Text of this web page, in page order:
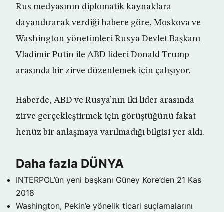
Rus medyasının diplomatik kaynaklara
dayandırarak verdiği habere göre, Moskova ve
Washington yönetimleri Rusya Devlet Başkanı
Vladimir Putin ile ABD lideri Donald Trump
arasında bir zirve düzenlemek için çalışıyor.
Haberde, ABD ve Rusya’nın iki lider arasında
zirve gerçekleştirmek için görüştüğünü fakat
henüz bir anlaşmaya varılmadığı bilgisi yer aldı.
Daha fazla DÜNYA
INTERPOL’ün yeni başkanı Güney Kore’den 21 Kas
2018
Washington, Pekin’e yönelik ticari suçlamalarını